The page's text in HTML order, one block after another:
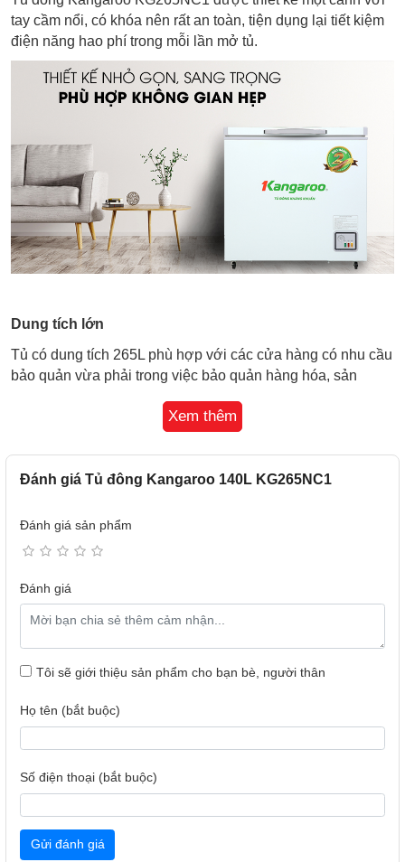
tay cầm nổi, có khóa nên rất an toàn, tiện dụng lại tiết kiệm
điện năng hao phí trong mỗi lần mở tủ.
Dung tích lớn
Tủ có dung tích 265L phù hợp với các cửa hàng có nhu cầu
bảo quản vừa phải trong việc bảo quản hàng hóa, sản
Kangaroo KG265NC1 trang bị dàn làm lạnh bằng đồng
đem lại khả năng làm lạnh nhanh lên đến 30% giúp tiết
kiệm điện năng.
Tủ đông Kangaroo trang bị giàn lạnh cao cấp giúp làm lạnh
nhanh, sâu, với nhiều mức điều chỉnh nhiệt độ từ 0 đến
Xem thêm
Đánh giá Tủ đông Kangaroo 140L KG265NC1
Đánh giá sản phẩm
Đánh giá
Tôi sẽ giới thiệu sản phẩm cho bạn bè, người thân
Họ tên (bắt buộc)
Số điện thoại (bắt buộc)
Gửi đánh giá